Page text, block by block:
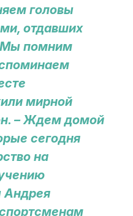
головы
отдавших
Мы помним
мирной
– Ждем домой
сегодня
на
Андрея